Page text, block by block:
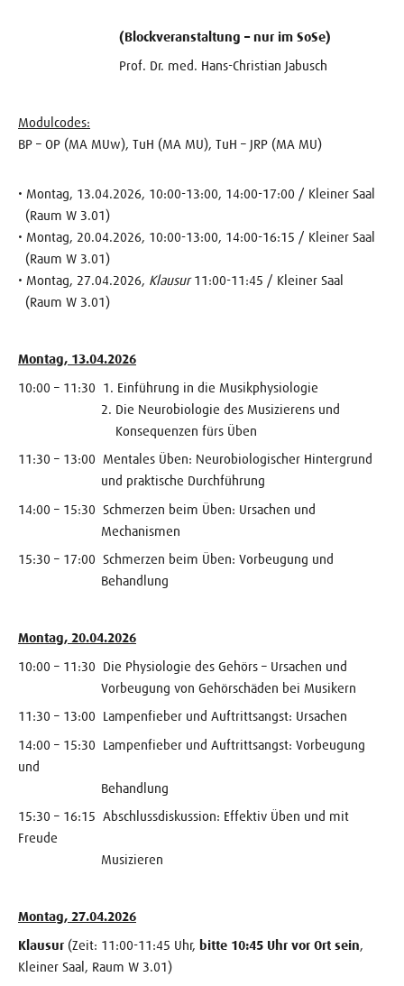
(Blockveranstaltung – nur im SoSe)
Prof. Dr. med. Hans-Christian Jabusch
Modulcodes:
BP – OP (MA MUw), TuH (MA MU), TuH – JRP (MA MU)
• Montag, 13.04.2026, 10:00-13:00, 14:00-17:00 / Kleiner Saal
(Raum W 3.01)
• Montag, 20.04.2026, 10:00-13:00, 14:00-16:15 / Kleiner Saal
(Raum W 3.01)
• Montag, 27.04.2026, Klausur11:00-11:45 / Kleiner Saal
(Raum W 3.01)
Montag, 13.04.2026
10:00 – 11:30 1. Einführung in die Musikphysiologie
2. Die Neurobiologie des Musizierens und
Konsequenzen fürs Üben
11:30 – 13:00 Mentales Üben: Neurobiologischer Hintergrund
und praktische Durchführung
14:00 – 15:30 Schmerzen beim Üben: Ursachen und
Mechanismen
15:30 – 17:00 Schmerzen beim Üben: Vorbeugung und
Behandlung
Montag, 20.04.2026
10:00 – 11:30 Die Physiologie des Gehörs – Ursachen und
Vorbeugung von Gehörschäden bei Musikern
11:30 – 13:00 Lampenfieber und Auftrittsangst: Ursachen
14:00 – 15:30 Lampenfieber und Auftrittsangst: Vorbeugung
und
Behandlung
15:30 – 16:15 Abschlussdiskussion: Effektiv Üben und mit
Freude
Musizieren
Montag, 27.04.2026
Klausur (Zeit: 11:00-11:45 Uhr, bitte 10:45 Uhr vor Ort sein,
Kleiner Saal, Raum W 3.01)